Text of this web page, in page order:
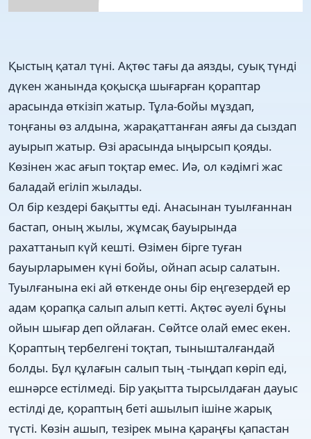
Қыстың қатал түні. Ақтөс тағы да аязды, суық түнді
дүкен жанында қоқысқа шығарған қораптар
арасында өткізіп жатыр. Тұла-бойы мұздап,
тоңғаны өз алдына, жарақаттанған аяғы да сыздап
ауырып жатыр. Өзі арасында ыңырсып қояды.
Көзінен жас ағып тоқтар емес. Иә, ол кәдімгі жас
баладай егіліп жылады.
Ол бір кездері бақытты еді. Анасынан туылғаннан
бастап, оның жылы, жұмсақ бауырында
рахаттанып күй кешті. Өзімен бірге туған
бауырларымен күні бойы, ойнап асыр салатын.
Туылғанына екі ай өткенде оны бір еңгезердей ер
адам қорапқа салып алып кетті. Ақтөс әуелі бұны
ойын шығар деп ойлаған. Сөйтсе олай емес екен.
Қораптың тербелгені тоқтап, тынышталғандай
болды. Бұл құлағын салып тың -тыңдап көріп еді,
ешнәрсе естілмеді. Бір уақытта тырсылдаған дауыс
естілді де, қораптың беті ашылып ішіне жарық
түсті. Көзін ашып, тезірек мына қараңғы қапастан